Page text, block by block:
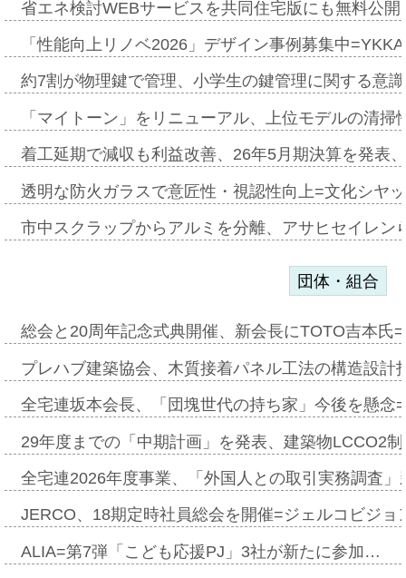
省エネ検討WEBサービスを共同住宅版にも無料公
「性能向上リノベ2026」デザイン事例募集中
約7割が物理鍵で管理、小学生の鍵管理に関する意
「マイトーン」をリニューアル、上位モデルの清
着工延期で減収も利益改善、26年5月期決算を発表
透明な防火ガラスで意匠性・視認性向上=文化シヤ
市中スクラップからアルミを分離、アサヒセイレ
団体・組合
総会と20周年記念式典開催、新会長にTOTO吉本氏
プレハブ建築協会、木質接着パネル工法の構造設
全宅連坂本会長、「団塊世代の持ち家」今後を懸
29年度までの「中期計画」を発表、建築物LCCO2
全宅連2026年度事業、「外国人との取引実務調査
JERCO、18期定時社員総会を開催=ジェルコビジ
ALIA=第7弾「こども応援PJ」3社が新たに参加…